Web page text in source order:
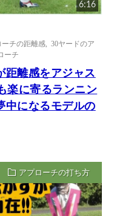
6:16
ーチの距離感 ,30ヤードのア
ーチ
距離感をアジャス
楽に寄るランニン
中になるモデルの
アプローチの打ち方